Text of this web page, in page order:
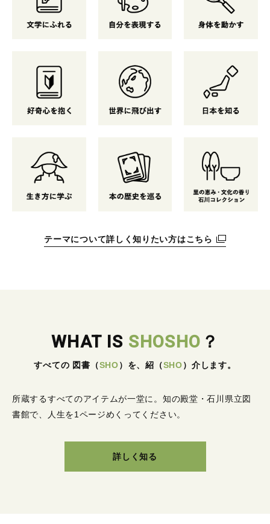
テーマについて詳しく知りたい方はこちら
WHAT IS SHOSHO ？
すべての 図書 （SHO） を、紹 （SHO） 介します。
所蔵するすべてのアイテムが一堂に。 知の殿堂・石川県立図
書館で、人生を1ページめくってください。
詳しく知る